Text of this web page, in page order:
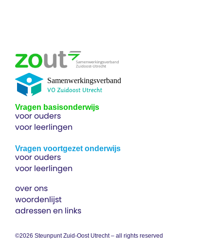
Vragen basisonderwijs
voor ouders
voor leerlingen
Vragen voortgezet onderwijs
voor ouders
voor leerlingen
over ons
woordenlijst
adressen en links
©2026 Steunpunt Zuid-Oost Utrecht – all rights reserved